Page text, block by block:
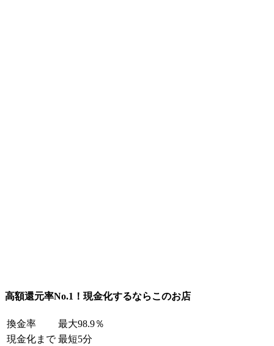
高額還元率No.1！現金化するならこのお店
換金率
最大98.9％
現金化まで 最短5分